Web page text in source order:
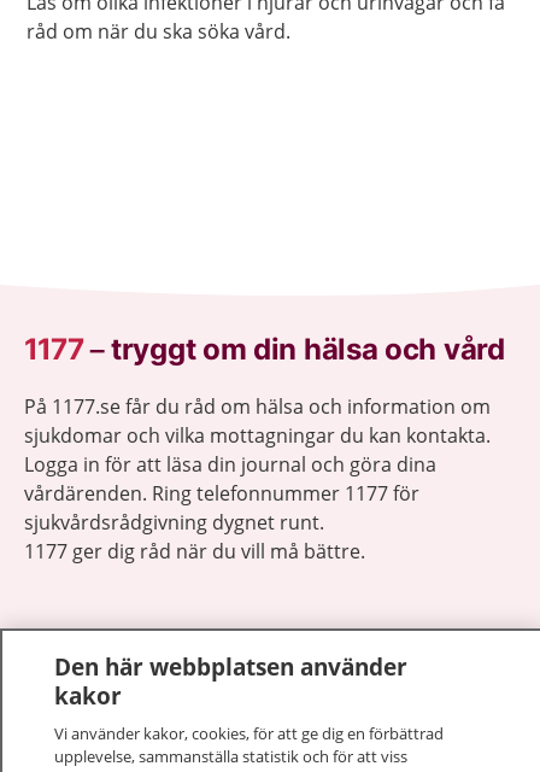
råd om när du ska söka vård.
1177–tryggt om din hälsa och vård
På 1177.se får du råd om hälsa och information om
sjukdomar och vilka mottagningar du kan kontakta.
Logga in för att läsa din journal och göra dina
vårdärenden. Ring telefonnummer 1177 för
sjukvårdsrådgivning dygnet runt.
1177 ger dig råd när du vill må bättre.
Den här webbplatsen använder
kakor
Vi använder kakor, cookies, för att ge dig en förbättrad
upplevelse, sammanställa statistik och för att viss